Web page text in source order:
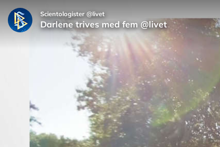
Scientologister @livet
Darlene trives med fem @livet